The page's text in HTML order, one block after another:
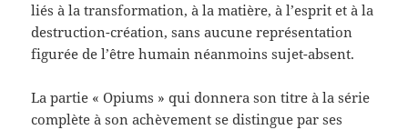
liés à la transformation, à la matière, à l’esprit et à la
destruction-création, sans aucune représentation
figurée de l’être humain néanmoins sujet-absent.
La partie « Opiums » qui donnera son titre à la série
complète à son achèvement se distingue par ses